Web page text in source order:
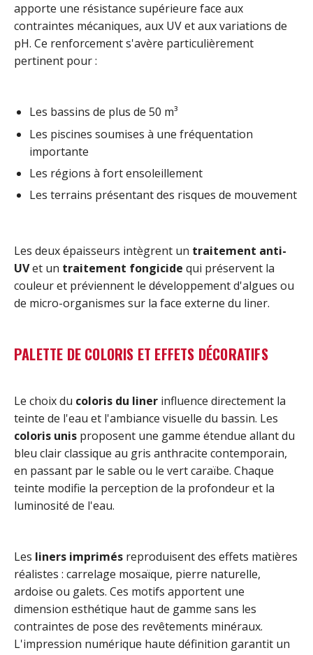
apporte une résistance supérieure face aux
contraintes mécaniques, aux UV et aux variations de
pH. Ce renforcement s'avère particulièrement
pertinent pour :
Les bassins de plus de 50 m³
Les piscines soumises à une fréquentation
importante
Les régions à fort ensoleillement
Les terrains présentant des risques de mouvement
Les deux épaisseurs intègrent un traitement anti-
UVet un traitement fongicide qui préservent la
couleur et préviennent le développement d'algues ou
de micro-organismes sur la face externe du liner.
PALETTE DE COLORIS ET EFFETS DÉCORATIFS
Le choix du coloris du liner influence directement la
teinte de l'eau et l'ambiance visuelle du bassin. Les
coloris unis proposent une gamme étendue allant du
bleu clair classique au gris anthracite contemporain,
en passant par le sable ou le vert caraïbe. Chaque
teinte modifie la perception de la profondeur et la
luminosité de l'eau.
Les liners imprimés reproduisent des effets matières
réalistes : carrelage mosaïque, pierre naturelle,
ardoise ou galets. Ces motifs apportent une
dimension esthétique haut de gamme sans les
contraintes de pose des revêtements minéraux.
L'impression numérique haute définition garantit un